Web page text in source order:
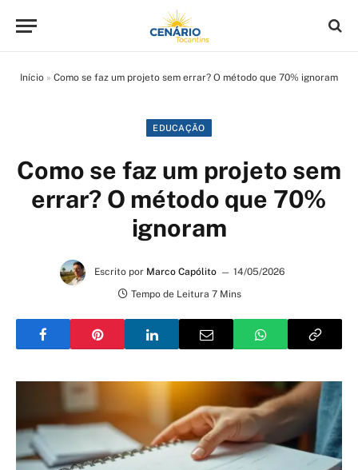
Início » Como se faz um projeto sem errar? O método que 70% ignoram
EDUCAÇÃO
Como se faz um projeto sem
errar? O método que 70%
ignoram
Escrito por Marco Capólito
14/05/2026
Tempo de Leitura 7 Mins